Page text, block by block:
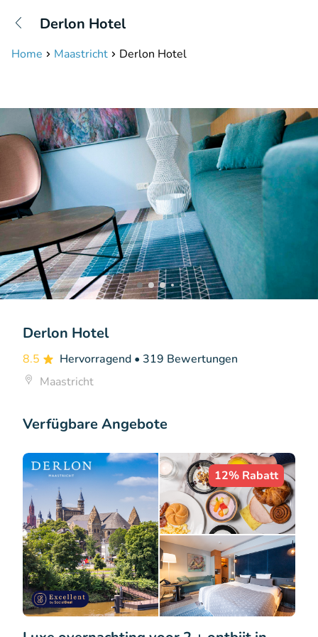
Derlon Hotel
Home Maastricht Derlon Hotel
Derlon Hotel
8.5 Hervorragend • 319 Bewertungen
Maastricht
Verfügbare Angebote
12% Rabatt